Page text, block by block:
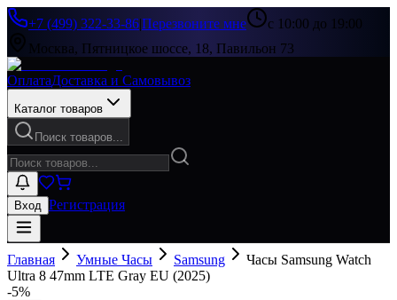
+7 (499) 322-33-86|Перезвоните мне
с 10:00 до 19:00
Москва, Пятницкое шоссе, 18, Павильон 73
ОплатаДоставка и Самовывоз
Каталог товаров
Поиск товаров...
Вход Регистрация
Главная Умные Часы Samsung
Часы Samsung Watch
Ultra 8 47mm LTE Gray EU (2025)
-5%